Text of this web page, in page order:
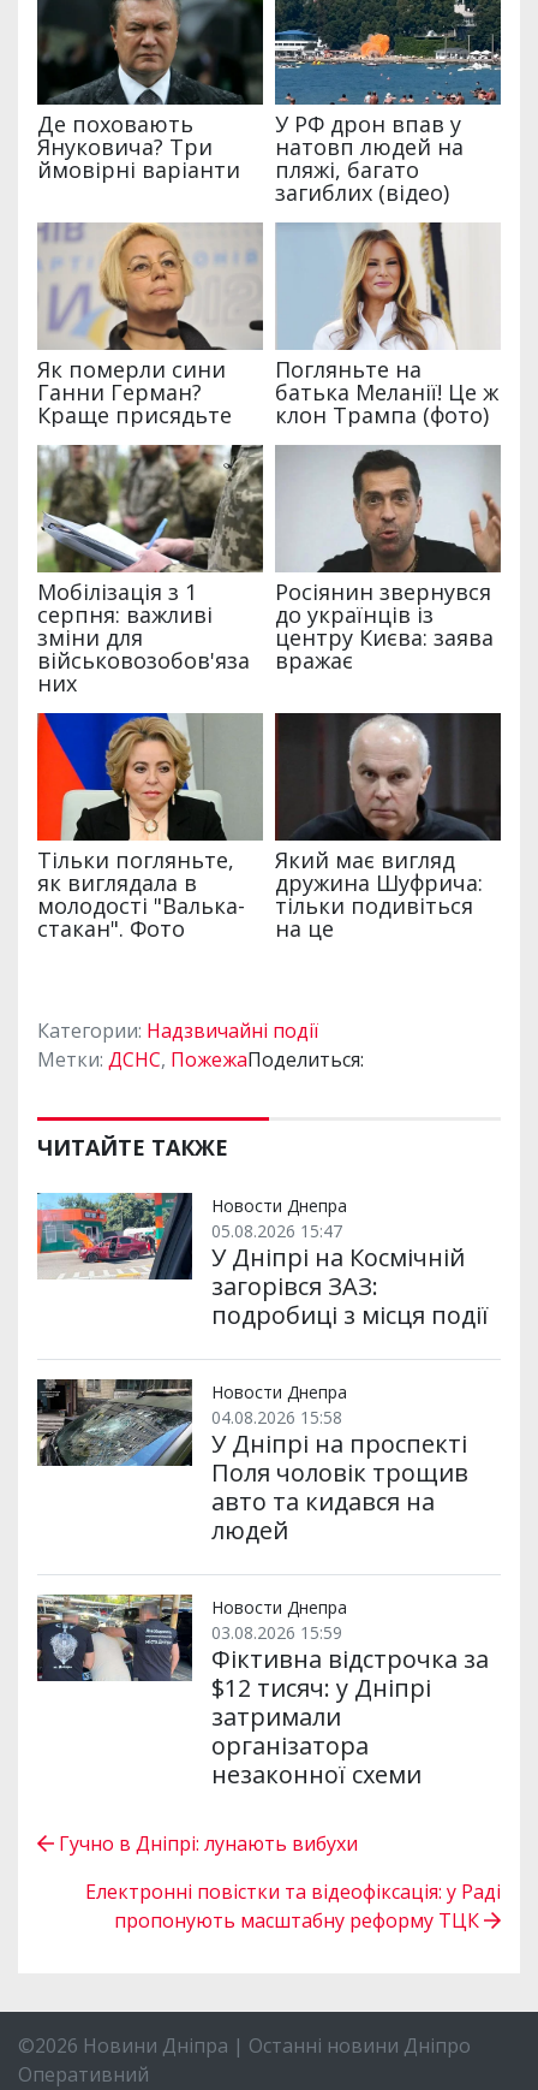
Категории: Надзвичайні події
Метки: ДСНС, ПожежаПоделиться:
ЧИТАЙТЕ ТАКЖЕ
Новости Днепра
05.08.2026 15:47
У Дніпрі на Космічній
загорівся ЗАЗ:
подробиці з місця події
Новости Днепра
04.08.2026 15:58
У Дніпрі на проспекті
Поля чоловік трощив
авто та кидався на
людей
Новости Днепра
03.08.2026 15:59
Фіктивна відстрочка за
$12 тисяч: у Дніпрі
затримали
організатора
незаконної схеми
Гучно в Дніпрі: лунають вибухи
Електронні повістки та відеофіксація: у Раді
пропонують масштабну реформу ТЦК
©2026 Новини Дніпра | Останні новини Дніпро
Оперативний